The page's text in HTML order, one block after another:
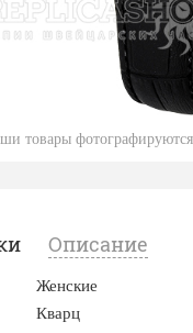
товары
Описание
Женские
Кварц